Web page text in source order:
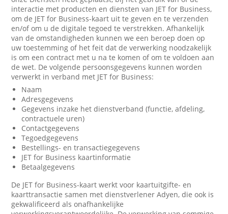
interactie met producten en diensten van JET for Business,
om de JET for Business-kaart uit te geven en te verzenden
en/of om u de digitale tegoed te verstrekken. Afhankelijk
van de omstandigheden kunnen we een beroep doen op
uw toestemming of het feit dat de verwerking noodzakelijk
is om een contract met u na te komen of om te voldoen aan
de wet. De volgende persoonsgegevens kunnen worden
verwerkt in verband met JET for Business:
Naam
Adresgegevens
Gegevens inzake het dienstverband (functie, afdeling,
contractuele uren)
Contactgegevens
Tegoedgegevens
Bestellings- en transactiegegevens
JET for Business kaartinformatie
Betaalgegevens
De JET for Business-kaart werkt voor kaartuitgifte- en
kaarttransactie samen met dienstverlener Adyen, die ook is
gekwalificeerd als onafhankelijke